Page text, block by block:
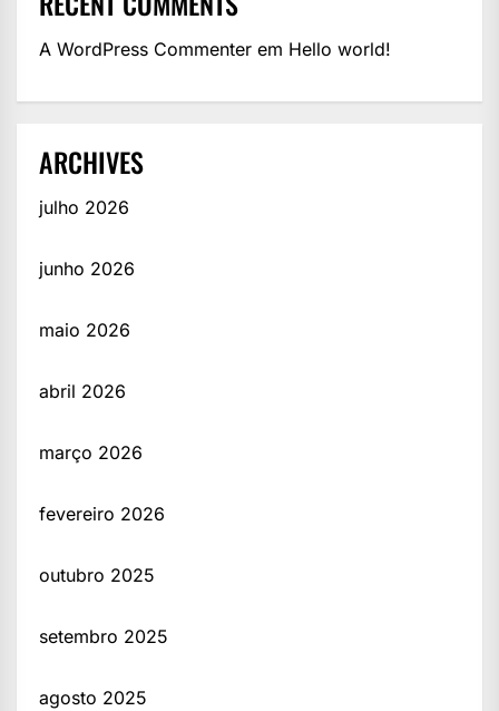
A WordPress Commenter em Hello world!
ARCHIVES
julho 2026
junho 2026
maio 2026
abril 2026
março 2026
fevereiro 2026
outubro 2025
setembro 2025
agosto 2025